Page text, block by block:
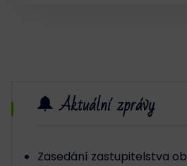
Aktuální zprávy
Zasedání zastupitelstva